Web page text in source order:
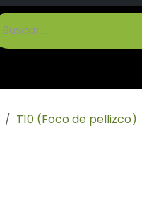
T10 (Foco de pellizco)